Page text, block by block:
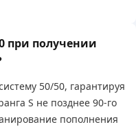
при получении
50/50, гарантируя
S не позднее 90-го
пополнения